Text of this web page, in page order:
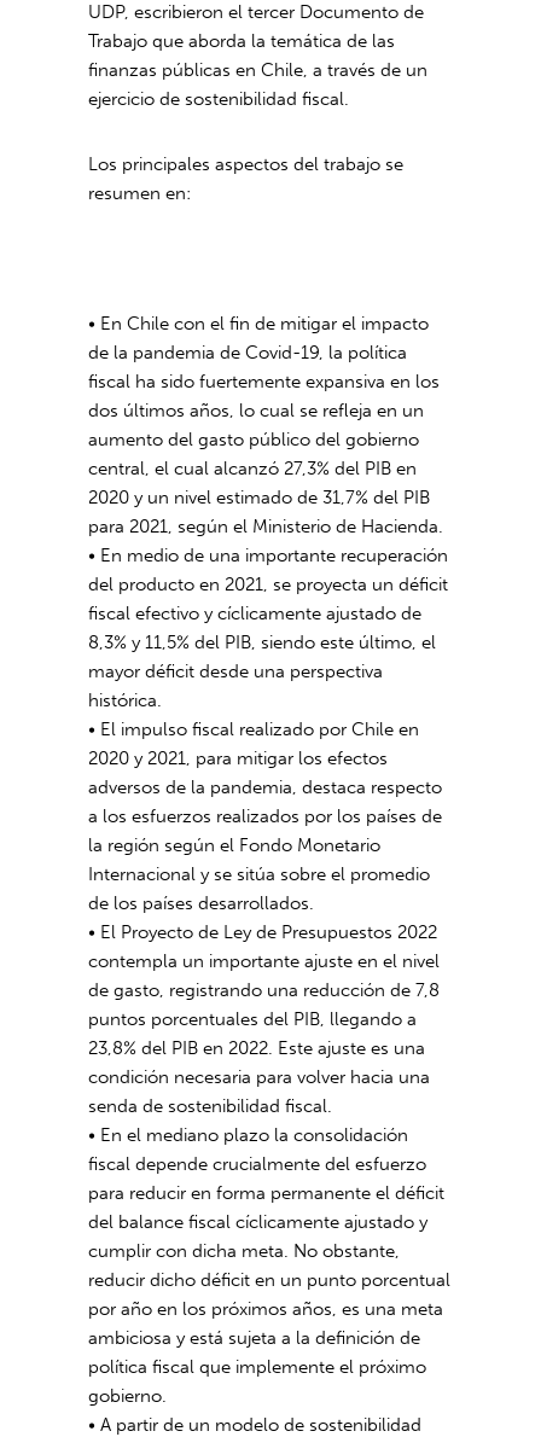
UDP, escribieron el tercer Documento de
Trabajo que aborda la temática de las
finanzas públicas en Chile, a través de un
ejercicio de sostenibilidad fiscal.
Los principales aspectos del trabajo se
resumen en:
• En Chile con el fin de mitigar el impacto
de la pandemia de Covid-19, la política
fiscal ha sido fuertemente expansiva en los
dos últimos años, lo cual se refleja en un
aumento del gasto público del gobierno
central, el cual alcanzó 27,3% del PIB en
2020 y un nivel estimado de 31,7% del PIB
para 2021, según el Ministerio de Hacienda.
• En medio de una importante recuperación
del producto en 2021, se proyecta un déficit
fiscal efectivo y cíclicamente ajustado de
8,3% y 11,5% del PIB, siendo este último, el
mayor déficit desde una perspectiva
histórica.
• El impulso fiscal realizado por Chile en
2020 y 2021, para mitigar los efectos
adversos de la pandemia, destaca respecto
a los esfuerzos realizados por los países de
la región según el Fondo Monetario
Internacional y se sitúa sobre el promedio
de los países desarrollados.
• El Proyecto de Ley de Presupuestos 2022
contempla un importante ajuste en el nivel
de gasto, registrando una reducción de 7,8
puntos porcentuales del PIB, llegando a
23,8% del PIB en 2022. Este ajuste es una
condición necesaria para volver hacia una
senda de sostenibilidad fiscal.
• En el mediano plazo la consolidación
fiscal depende crucialmente del esfuerzo
para reducir en forma permanente el déficit
del balance fiscal cíclicamente ajustado y
cumplir con dicha meta. No obstante,
reducir dicho déficit en un punto porcentual
por año en los próximos años, es una meta
ambiciosa y está sujeta a la definición de
política fiscal que implemente el próximo
gobierno.
• A partir de un modelo de sostenibilidad